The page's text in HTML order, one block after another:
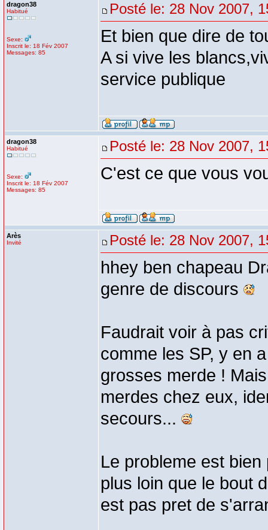
dragon38
Habitué
Sexe:
Inscrit le: 18 Fév 2007
Messages: 85
Posté le: 28 Nov 2007,
Et bien que dire de
A si vive les
service publique
dragon38
Habitué
Sexe:
Inscrit le: 18 Fév 2007
Messages: 85
Posté le: 28 Nov 2007,
C'est ce que vous
Arès
Invité Posté le: 28 Nov 2007,
hhey ben chapeau
genre de discours
Faudrait voir à pas
comme les SP, y en
grosses merde !
merdes chez eux,
secours...
Le probleme est
plus loin que le bout
est pas pret de